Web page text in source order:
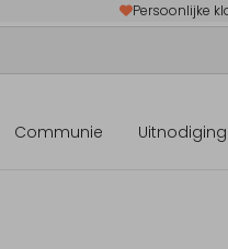
Persoonlijke
Communie